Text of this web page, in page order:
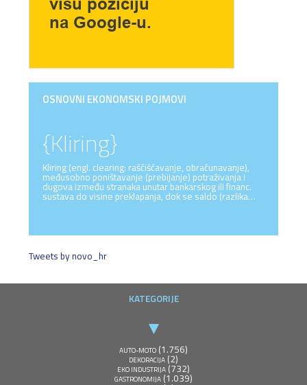
OSNOVNI EKONOMSKI POJMOVI
{Kliring}
Kliring (engl. clearing: raščišćavanje, obračunavanje),
međusobno poništavanje (prebijanje) potraživanja i
dugova između stranaka unutar bankarskog ili financ.
sustava do visine preklapanja, dok se saldo (razlika…
Tweets by novo_hr
KATEGORIJE
AUTO-MOTO (1.756)
DEKORACIJA (2)
EKO INDUSTRIJA (732)
GASTRONOMIJA (1.039)